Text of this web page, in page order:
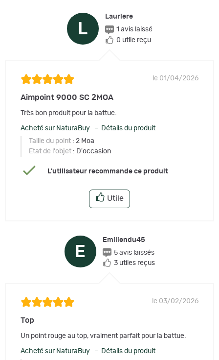
L
Lauriere
1 avis laissé
0 utile reçu
le 01/04/2026
Aimpoint 9000 SC 2MOA
Très bon produit pour la battue.
Acheté sur NaturaBuy – Détails du produit
Taille du point : 2 Moa
Etat de l'objet : D'occasion
L'utilisateur recommande ce produit
Utile
E
Emiliendu45
5 avis laissés
3 utiles reçus
le 03/02/2026
Top
Un point rouge au top, vraiment parfait pour la battue.
Acheté sur NaturaBuy – Détails du produit